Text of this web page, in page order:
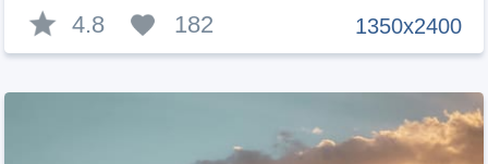
1350x2400
4.8 182